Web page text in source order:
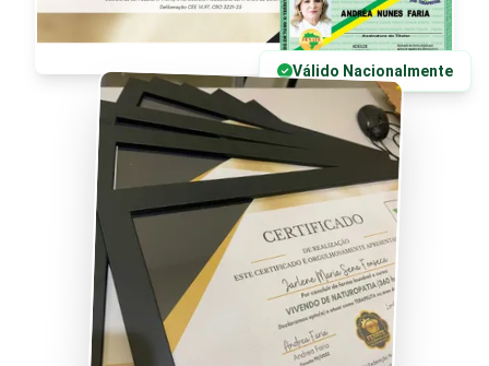
Válido Nacionalmente